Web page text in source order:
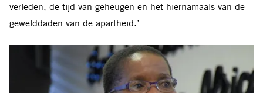
verleden, de tijd van geheugen en het hiernamaals van de
gewelddaden van de apartheid.’